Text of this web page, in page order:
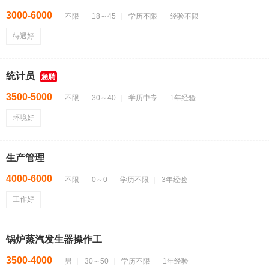
3000-6000 不限 18～45 学历不限 经验不限
待遇好
统计员 急聘
3500-5000 不限 30～40 学历中专 1年经验
环境好
生产管理
4000-6000 不限 0～0 学历不限 3年经验
工作好
锅炉蒸汽发生器操作工
3500-4000 男 30～50 学历不限 1年经验